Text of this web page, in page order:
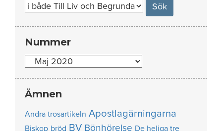
Nummer
Nummer
Ämnen
Andra trosartikeln Apostlagärningarna
Biskop bröd BV Bönhörelse De heliga tre